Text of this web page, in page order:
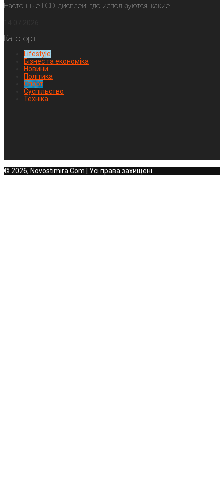
Настенные LCD-дисплеи: где используются, какие
Категорії
Lifestyle
Бізнес та економіка
Новини
Політика
Спорт
Суспільство
Техніка
© 2026, Novostimira.Com | Усі права захищені